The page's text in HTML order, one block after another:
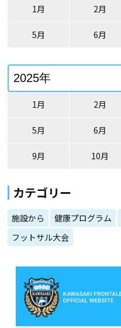
1月 2月
5月 6月
1月 2月
5月 6月
9月 10月
カテゴリー
施設から 健康プログラム
フットサル大会